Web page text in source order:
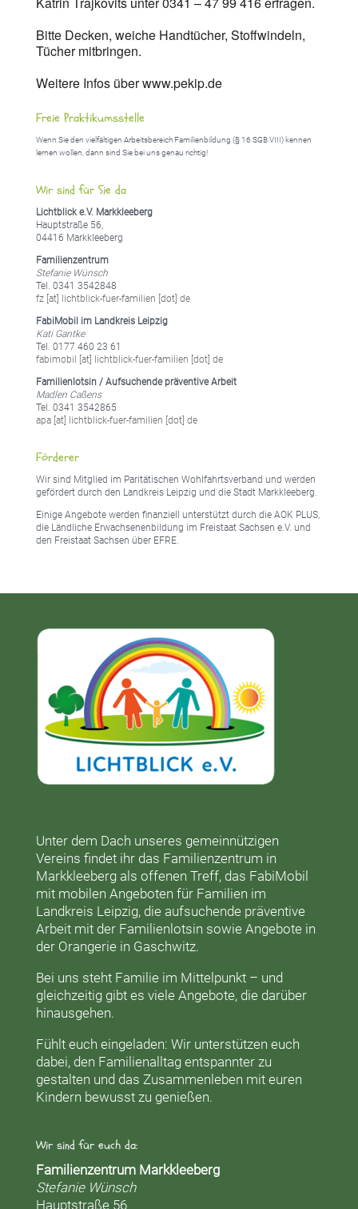
Bitte Decken, weiche Handtücher, Stoffwindeln,
Tücher mitbringen.
Weitere Infos über www.pekip.de
Freie Praktikumsstelle
Wenn Sie den vielfältigen Arbeitsbereich Familienbildung (§ 16 SGB VIII) kennen
lernen wollen, dann sind Sie bei uns genau richtig!
Wir sind für Sie da
Lichtblick e.V. Markkleeberg
Hauptstraße 56,
04416 Markkleeberg
Familienzentrum
Stefanie Wünsch
Tel. 0341 3542848
fz [at] lichtblick-fuer-familien [dot] de
FabiMobil im Landkreis Leipzig
Kati Gantke
Tel. 0177 460 23 61
fabimobil [at] lichtblick-fuer-familien [dot] de
Familienlotsin / Aufsuchende präventive Arbeit
Madlen Caßens
Tel. 0341 3542865
apa [at] lichtblick-fuer-familien [dot] de
Förderer
Wir sind Mitglied im Paritätischen Wohlfahrtsverband und werden
gefördert durch den Landkreis Leipzig und die Stadt Markkleeberg.
Einige Angebote werden finanziell unterstützt durch die AOK PLUS,
die Ländliche Erwachsenenbildung im Freistaat Sachsen e.V. und
den Freistaat Sachsen über EFRE.
Unter dem Dach unseres gemeinnützigen
Vereins findet ihr das Familienzentrum in
Markkleebergals offenen Treff, das FabiMobil
mit mobilen Angeboten für Familien im
Landkreis Leipzig, die aufsuchende präventive
Arbeit mit der Familienlotsin sowie Angebote in
der Orangeriein Gaschwitz.
Bei uns steht Familie im Mittelpunkt – und
gleichzeitig gibt es viele Angebote, die darüber
hinausgehen.
Fühlt euch eingeladen: Wir unterstützen euch
dabei, den Familienalltag entspannter zu
gestalten und das Zusammenleben mit euren
Kindern bewusst zu genießen.
Wir sind für euch da:
Familienzentrum Markkleeberg
Stefanie Wünsch
Hauptstraße 56